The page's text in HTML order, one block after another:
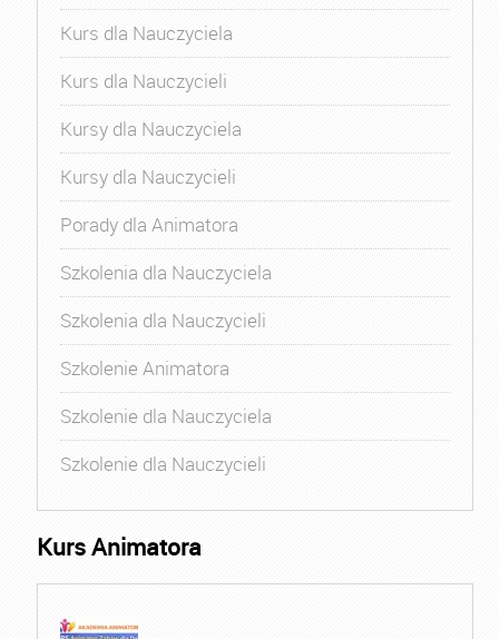
Kurs dla Nauczyciela
Kurs dla Nauczycieli
Kursy dla Nauczyciela
Kursy dla Nauczycieli
Porady dla Animatora
Szkolenia dla Nauczyciela
Szkolenia dla Nauczycieli
Szkolenie Animatora
Szkolenie dla Nauczyciela
Szkolenie dla Nauczycieli
Kurs Animatora